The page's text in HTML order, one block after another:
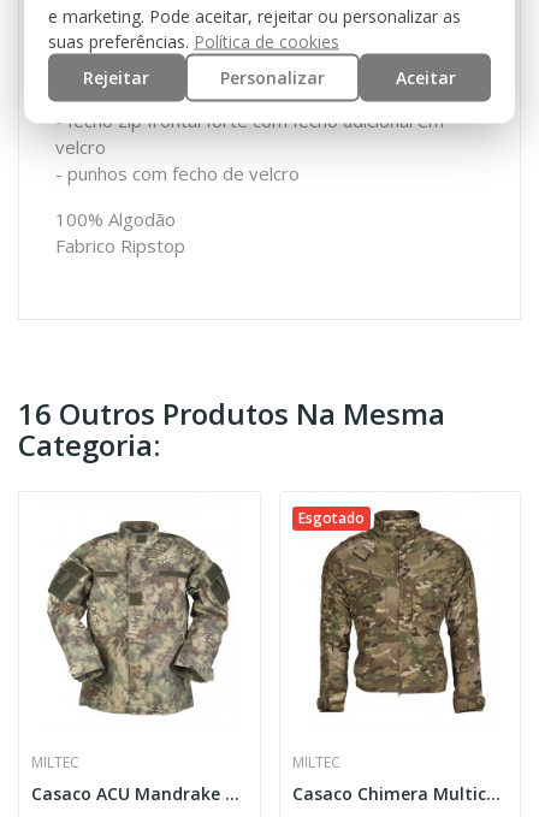
- cotovelos podem ser reforçados com estofos
- 2 bolsos de ombro com fecho de velcro
- 3 velcros para fixação de patch/nome
- gola alta
- fecho zip frontal forte com fecho adicional em
velcro
- punhos com fecho de velcro
100% Algodão
Fabrico Ripstop
16 Outros Produtos Na Mesma
Categoria:
MILTEC
Casaco ACU Mandrake Ripstop [Miltec]
Esgotado
MILTEC
Casaco Chimera Multicam [Miltec]
e marketing. Pode aceitar, rejeitar ou personalizar as
suas preferências. Política de cookies
Rejeitar
Personalizar Aceitar